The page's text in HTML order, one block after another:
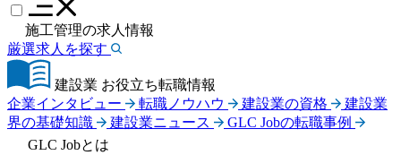
施工管理の求人情報
厳選求人を探す
建設業 お役立ち転職情報
企業インタビュー
転職ノウハウ 建設業の資格
建設業
界の基礎知識
建設業ニュース
GLC Jobの転職事例
GLC Jobとは